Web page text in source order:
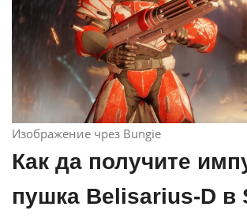
Изображение чрез Bungie
Как да получите
пушка Belisarius-D в